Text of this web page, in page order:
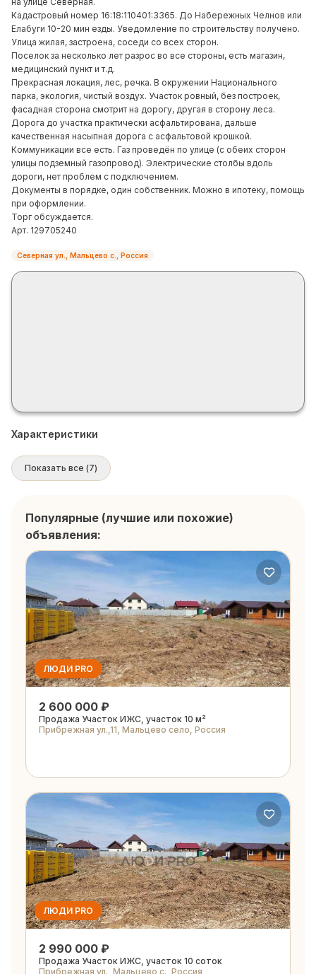
Кадастровый номер 16:18:110401:3365. До Набережных Челнов или
Елабуги 10-20 мин езды. Уведомление по строительству получено.
Улица жилая, застроена, соседи со всех сторон.
Поселок за несколько лет разрос во все стороны, есть магазин,
медицинский пункт и т.д.
Прекрасная локация, лес, речка. В окружении Национального
парка, экология, чистый воздух. Учacток ровный, без построек,
фасадная сторона смотрит на дорогу, другая в сторону леса.
Дoрога до участка практически асфальтирована, дальше
качественная насыпная дорога с асфальтовой крошкой.
Коммуникации все есть. Газ проведён по улице (с обеих сторон
улицы подземный газопровод). Электрические столбы вдоль
дороги, нет проблем с подключением.
Документы в порядке, один собственник. Можно в ипотеку, помощь
при оформлении.
Торг обсуждается.
Арт. 129705240
Северная ул., Мальцево с., Россия
Характеристики
Показать все (7)
Популярные (лучшие или похожие)
объявления:
ЛЮДИ PRO
2 600 000 ₽
Продажа Участок ИЖС, участок 10 м²
Прибрежная ул.,11, Мальцево село, Россия
ЛЮДИ PRO
2 990 000 ₽
Продажа Участок ИЖС, участок 10 соток
Прибрежная ул., Мальцево с., Россия